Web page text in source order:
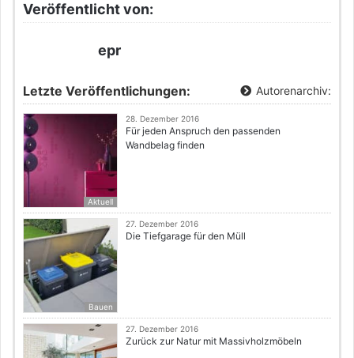
Veröffentlicht von:
epr
Letzte Veröffentlichungen: Autorenarchiv:
Aktuell
28. Dezember 2016
Für jeden Anspruch den passenden
Wandbelag finden
Bauen
27. Dezember 2016
Die Tiefgarage für den Müll
27. Dezember 2016
Zurück zur Natur mit Massivholzmöbeln